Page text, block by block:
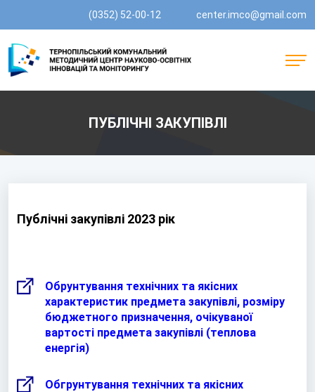
(0352) 52-00-12 center.imco@gmail.com
ПУБЛІЧНІ ЗАКУПІВЛІ
Публічні закупівлі 2023 рік
Обрунтування технічних та якісних
характеристик предмета закупівлі, розміру
бюджетного призначення, очікуваної
вартості предмета закупівлі (теплова
енергія)
Обгрунтування технічних та якісних